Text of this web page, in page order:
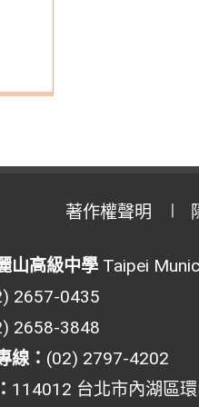
著作權聲明
山高級中學Taipei
2657-0435
2658-3848
線： (02) 2797-4202
114012 台北市內湖區